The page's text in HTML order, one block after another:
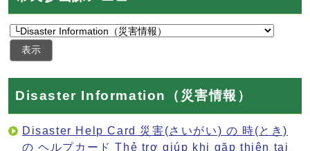
表示
Disaster Information（災害情報）
Disaster Help Card 災害(さいがい) の 時(とき)
の ヘルプカード Thẻ trợ giúp khi gặp thiên tai